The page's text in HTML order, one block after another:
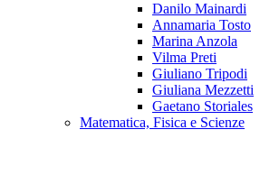
Danilo Mainardi
Annamaria Tosto
Marina Anzola
Vilma Preti
Giuliano Tripodi
Giuliana Mezzetti
Gaetano Storiales
Matematica, Fisica e Scienze